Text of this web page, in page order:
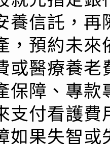
養信託，
，預約未
或醫療養
保障、專
支付看護
如果失智或